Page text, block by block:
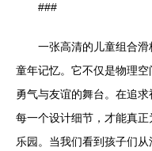
###
一张高清的儿童组合
童年记忆。它不仅是物理
勇气与友谊的舞台。在追
每一个设计细节，才能真
乐园。当我们看到孩子们